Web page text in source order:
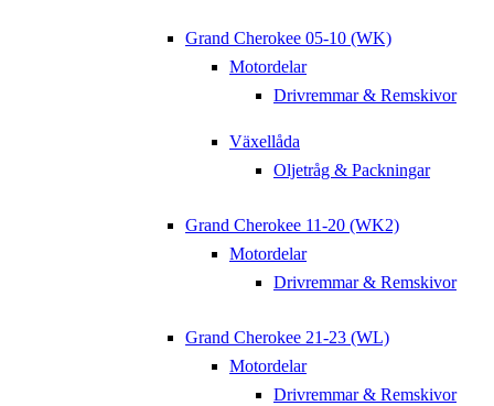
Grand Cherokee 05-10 (WK)
Motordelar
Drivremmar & Remskivor
Växellåda
Oljetråg & Packningar
Grand Cherokee 11-20 (WK2)
Motordelar
Drivremmar & Remskivor
Grand Cherokee 21-23 (WL)
Motordelar
Drivremmar & Remskivor